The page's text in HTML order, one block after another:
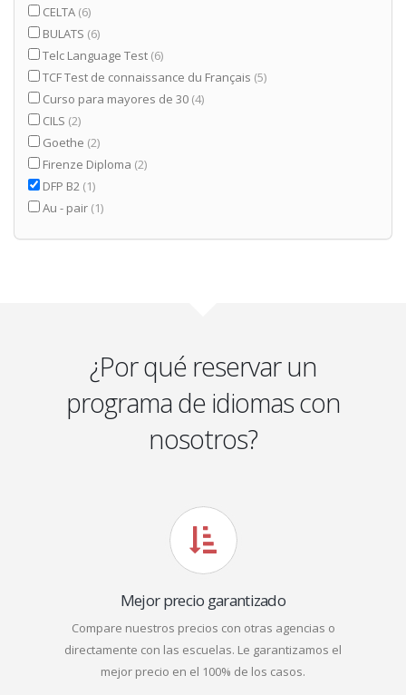
CELTA (6)
BULATS (6)
Telc Language Test (6)
TCF Test de connaissance du Français (5)
Curso para mayores de 30 (4)
CILS (2)
Goethe (2)
Firenze Diploma (2)
DFP B2 (1)
Au - pair (1)
¿Por qué reservar un
programa de idiomas con
nosotros?
Mejor precio garantizado
Compare nuestros precios con otras agencias o
directamente con las escuelas. Le garantizamos el
mejor precio en el 100% de los casos.